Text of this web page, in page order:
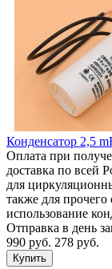
Конденсатор 2,5
Оплата при
доставка по всей
для
также для прочего
использование
Отправка в день
990 руб. 278 руб.